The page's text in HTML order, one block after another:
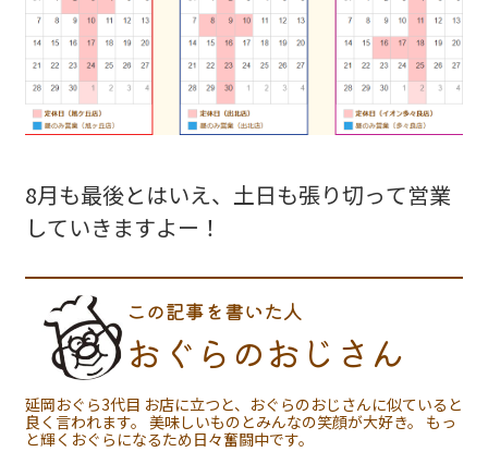
8月も最後とはいえ、土日も張り切って営業
していきますよー！
この記事を書いた人
おぐらのおじさん
延岡おぐら3代目 お店に立つと、おぐらのおじさんに似ていると
良く言われます。 美味しいものとみんなの笑顔が大好き。 もっ
と輝くおぐらになるため日々奮闘中です。